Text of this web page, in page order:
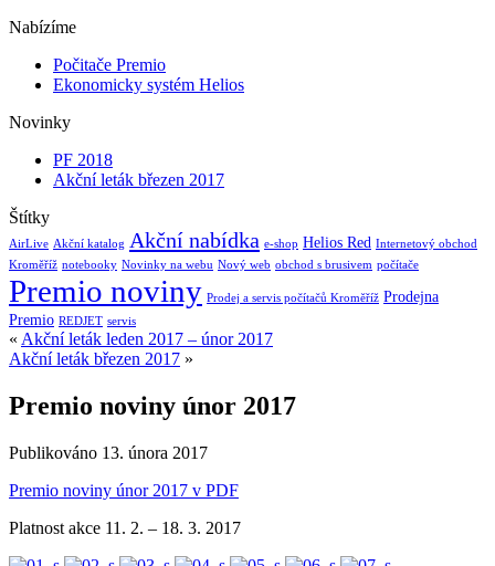
Nabízíme
Počitače Premio
Ekonomicky systém Helios
Novinky
PF 2018
Akční leták březen 2017
Štítky
AirLive Akční katalog Akční nabídka e-shop Helios Red Internetový obchod
Kroměříž notebooky Novinky na webu Nový web obchod s brusivem počítače
Premio noviny Prodej a servis počítačů Kroměříž Prodejna
Premio REDJET servis
« Akční leták leden 2017 – únor 2017
Akční leták březen 2017 »
Premio noviny únor 2017
Publikováno 13. února 2017
Premio noviny únor 2017 v PDF
Platnost akce 11. 2. – 18. 3. 2017